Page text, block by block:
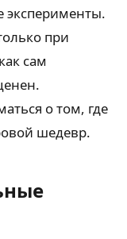
эксперименты.
при
сам
о том, где
шедевр.